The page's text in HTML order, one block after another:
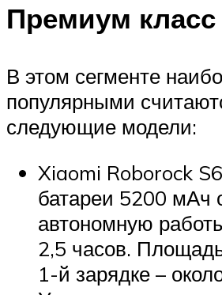
Премиум класс
В этом сегменте
популярными
следующие модели:
Xiaomi Roborock
батареи 5200 мАч
автономную
2,5 часов.
1-й зарядке –